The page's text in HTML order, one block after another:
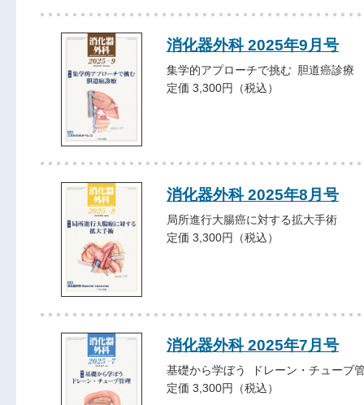
消化器外科 2025年9月号
集学的アプローチで挑む 胆道癌診療
定価 3,300円（税込）
消化器外科 2025年8月号
局所進行大腸癌に対する拡大手術
定価 3,300円（税込）
消化器外科 2025年7月号
基礎から学ぼう ドレーン・チューブ
定価 3,300円（税込）